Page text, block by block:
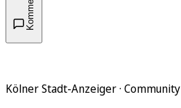
Kölner Stadt-Anzeiger · Community